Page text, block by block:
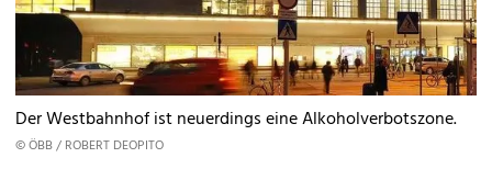
Der Westbahnhof ist neuerdings eine Alkoholverbotszone.
© ÖBB / ROBERT DEOPITO